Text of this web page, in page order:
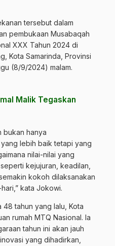
tersebut dalam
pembukaan Musabaqah
XXX Tahun 2024 di
Kota Samarinda, Provinsi
(8/9/2024) malam.
Malik Tegaskan
bukan hanya
lebih baik tetapi yang
nilai-nilai yang
kejujuran, keadilan,
kokoh dilaksanakan
kata Jokowi.
tahun yang lalu, Kota
rumah MTQ Nasional. Ia
tahun ini akan jauh
yang dihadirkan,